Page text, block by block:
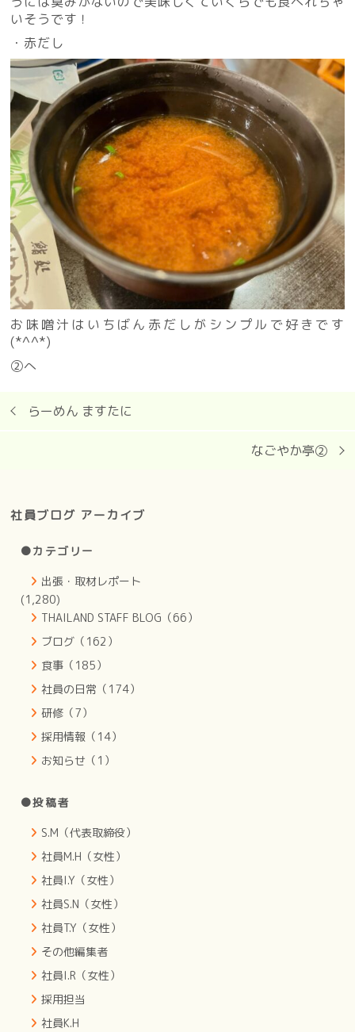
いそうです！
・赤だし
お味噌汁はいちばん赤だしがシンプルで好きです
(*^^*)
②へ
らーめん ますたに
なごやか亭②
社員ブログ アーカイブ
●カテゴリー
出張・取材レポート
(1,280)
THAILAND STAFF BLOG（66）
ブログ（162）
食事（185）
社員の日常（174）
研修（7）
採用情報（14）
お知らせ（1）
●投稿者
S.M（代表取締役）
社員M.H（女性）
社員I.Y（女性）
社員S.N（女性）
社員T.Y（女性）
その他編集者
社員I.R（女性）
採用担当
社員K.H